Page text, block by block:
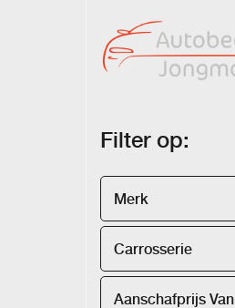
Filter op:
Merk
Carrosserie
Aanschafprijs Van